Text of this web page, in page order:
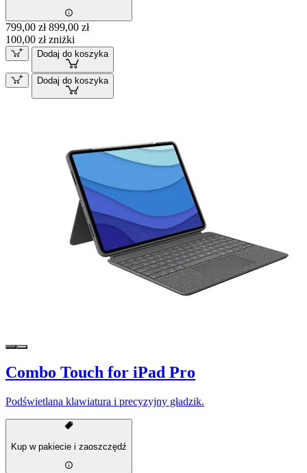
799,00 zł 899,00 zł
100,00 zł zniżki
Dodaj do koszyka
Dodaj do koszyka
Combo Touch for iPad Pro
Podświetlana klawiatura i precyzyjny gładzik.
Kup w pakiecie i zaoszczędź